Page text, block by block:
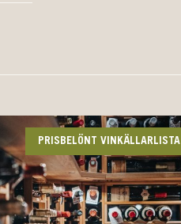
PRISBELÖNT VINKÄLLARLISTA